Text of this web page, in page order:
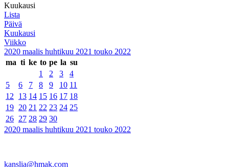
Kuukausi
Lista
Päivä
Kuukausi
Viikko
2020 maalis huhtikuu 2021 touko 2022
ma ti ke to pe la su
1
2 3
4
5
6 7 8 9 10 11
12
13 14 15 16 17 18
19 20 21 22 23 24 25
26 27 28 29 30
2020 maalis huhtikuu 2021 touko 2022
kanslia@hmak.com